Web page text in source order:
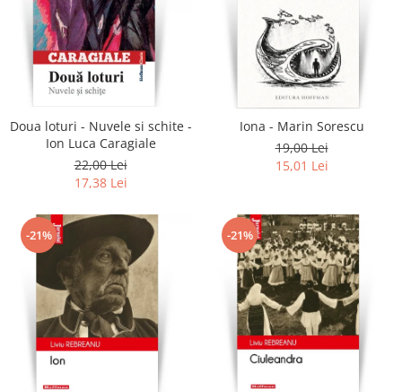
Doua loturi - Nuvele si schite -
Ion Luca Caragiale
22,00 Lei
17,38 Lei
Iona - Marin Sorescu
19,00 Lei
15,01 Lei
-21% -21%